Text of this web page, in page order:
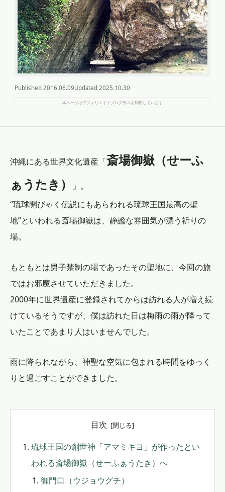
Published 2016.06.09Updated 2025.10.30
本ページはアフィリエイトプログラムを利用しています
沖縄にある世界文化遺産「斎場御嶽（せーふ
ぁうたき）
」。
“琉球開びゃく伝説にもあらわれる琉球王国最高の聖
地”といわれる斎場御嶽は、静謐な雰囲気が漂う祈りの
場。
もともとは男子禁制の場であったその聖地に、今回の旅
ではお邪魔させていただきました。
2000年に世界遺産に登録されてからは訪れる人が増え続
けているそうですが、僕は訪れた日は梅雨の雨が降って
いたことであまり人はいませんでした。
雨に降られながら、神聖な空気に包まれる時間をゆっく
りと過ごすことができました。
目次
琉球王国の創世神「アマミキヨ」が作ったとい
われる斎場御嶽（せーふぁうたき）へ
御門口（ウジョウグチ）